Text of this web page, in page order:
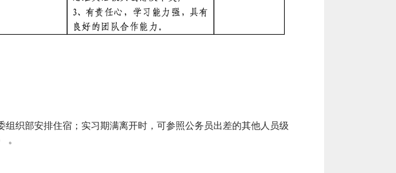
组织部安排住宿；实习期满离开时，可参照公务员出差的其他人员级
。